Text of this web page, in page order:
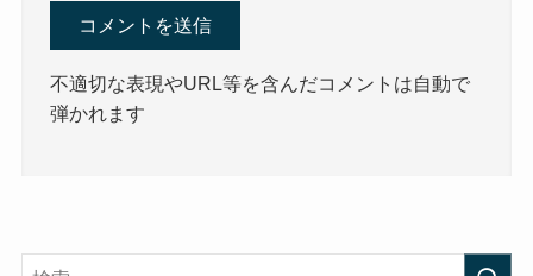
不適切な表現やURL等を含んだコメントは自動で
弾かれます